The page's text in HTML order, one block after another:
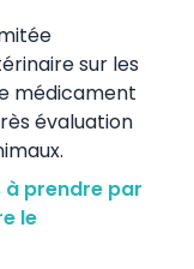
sur les
médicament
évaluation
prendre par
le